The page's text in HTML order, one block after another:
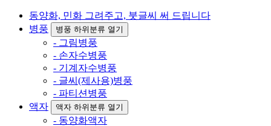
동양화, 민화 그려주고, 붓글씨 써 드립니다
병풍
병풍 하위분류 열기
- 그림병풍
- 손자수병풍
- 기계자수병풍
- 글씨(제사용)병풍
- 파티션병풍
액자
액자 하위분류 열기
- 동양화액자